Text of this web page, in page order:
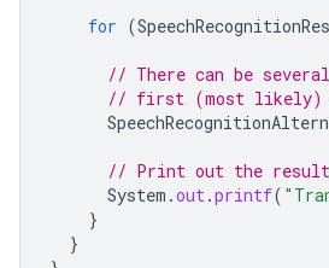
for (
// There can be
// first (most likely)
// Print out the result
System .out.printf(
}
}